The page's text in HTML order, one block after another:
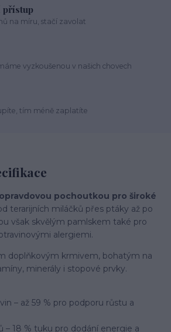
na míru, stačí zavolat
vyzkoušenou v našich chovech
tím méně zaplatíte
pochoutkou pro široké
terarijních miláčků přes ptáky až po
však skvělým pamlskem také pro
alergiemi.
doplňkovým krmivem, bohatým na
minerály i stopové prvky.
– až 59 % pro podporu růstu a
– 18 % tuku pro dodání energie a